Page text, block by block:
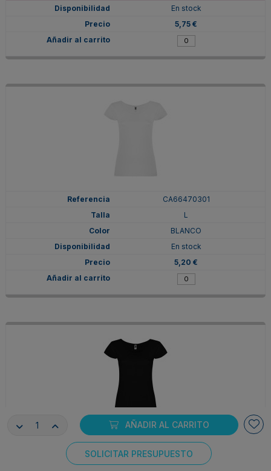
AÑADIR AL CARRITO
SOLICITAR PRESUPUESTO
En stock
5,75 €
CA66470301
L
BLANCO
En stock
5,20 €
CA66470302
L
Consentimiento de cookies